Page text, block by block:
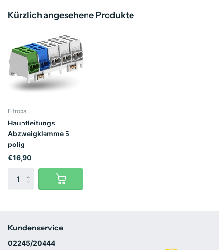
Kürzlich angesehene Produkte
Eltropa
Hauptleitungs
Abzweigklemme 5
polig
€16,90
Kundenservice
02245/20444